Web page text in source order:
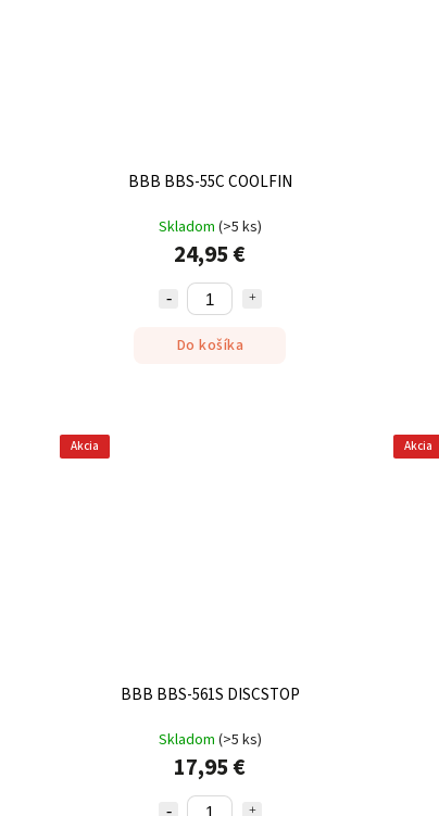
BBB BBS-55C COOLFIN
Skladom (>5 ks)
24,95 €
Do košíka
Akcia
BBB BBS-561S DISCSTOP
Skladom (>5 ks)
17,95 €
Akcia